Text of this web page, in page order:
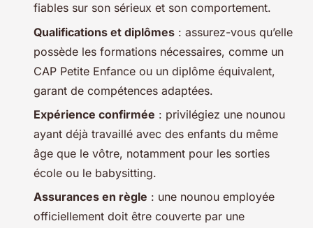
fiables sur son sérieux et son comportement.
Qualifications et diplômes : assurez-vous qu’elle
possède les formations nécessaires, comme un
CAP Petite Enfance ou un diplôme équivalent,
garant de compétences adaptées.
Expérience confirmée : privilégiez une nounou
ayant déjà travaillé avec des enfants du même
âge que le vôtre, notamment pour les sorties
école ou le babysitting.
Assurances en règle : une nounou employée
officiellement doit être couverte par une